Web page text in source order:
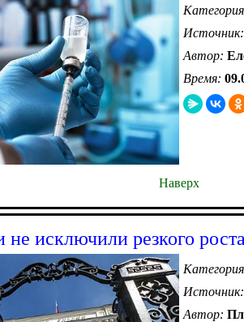
Источник:
Автор:
Время:
Наверх
не исключили резкого
Источник:
Автор: